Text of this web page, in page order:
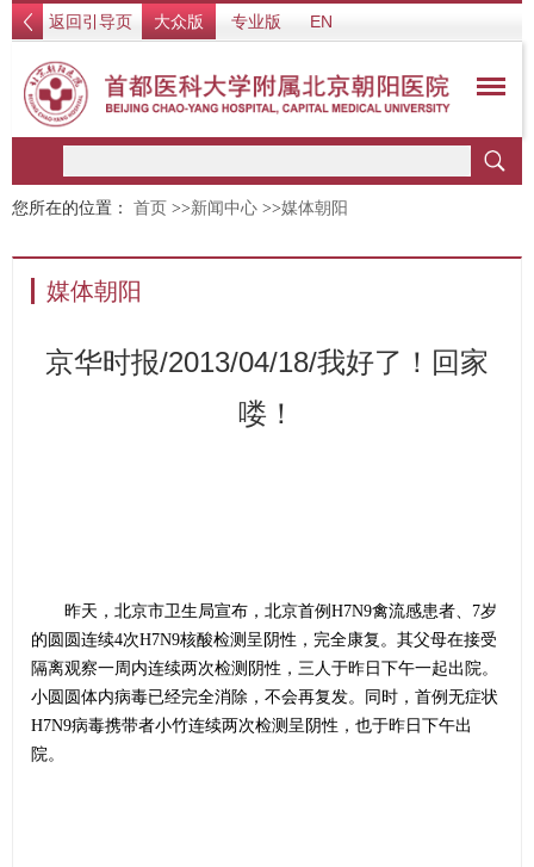
返回引导页 大众版 专业版 EN
您所在的位置： 首页 >>新闻中心 >>媒体朝阳
媒体朝阳
京华时报/2013/04/18/我好了！回家
喽！
昨天，北京市卫生局宣布，北京首例H7N9禽流感患者、7岁
的圆圆连续4次H7N9核酸检测呈阴性，完全康复。其父母在接受
隔离观察一周内连续两次检测阴性，三人于昨日下午一起出院。
小圆圆体内病毒已经完全消除，不会再复发。同时，首例无症状
H7N9病毒携带者小竹连续两次检测呈阴性，也于昨日下午出
院。